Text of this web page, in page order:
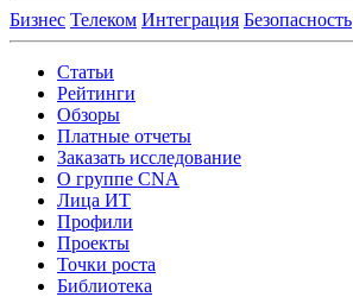
Бизнес Телеком Интеграция Безопасность
Статьи
Рейтинги
Обзоры
Платные отчеты
Заказать исследование
О группе CNA
Лица ИТ
Профили
Проекты
Точки роста
Библиотека